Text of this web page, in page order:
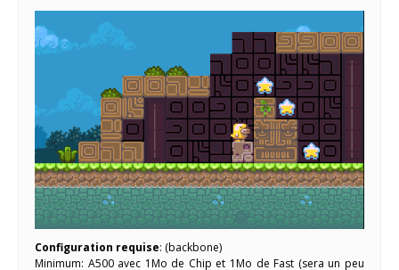
Configuration requise: (backbone)
Minimum: A500 avec 1Mo de Chip et 1Mo de Fast (sera un peu